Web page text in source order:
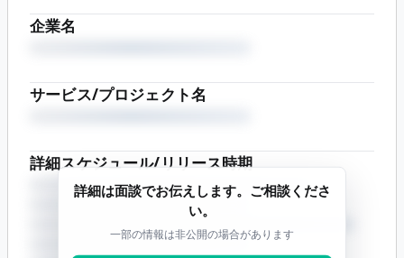
企業名
サービス/プロジェクト名
詳細スケジュール/リリース時期
詳細は面談でお伝えします。ご相談くださ
い。
一部の情報は非公開の場合があります